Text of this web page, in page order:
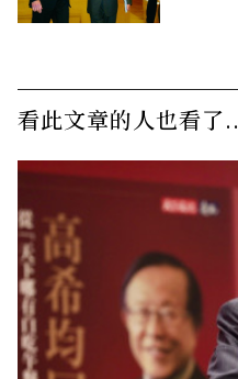
看此文章的人也看了..